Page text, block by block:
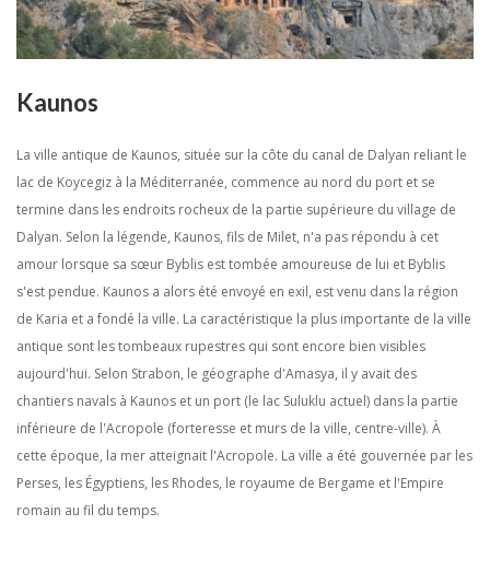
Kaunos
La ville antique de Kaunos, située sur la côte du canal de Dalyan reliant le
lac de Koycegiz à la Méditerranée, commence au nord du port et se
termine dans les endroits rocheux de la partie supérieure du village de
Dalyan. Selon la légende, Kaunos, fils de Milet, n'a pas répondu à cet
amour lorsque sa sœur Byblis est tombée amoureuse de lui et Byblis
s'est pendue. Kaunos a alors été envoyé en exil, est venu dans la région
de Karia et a fondé la ville. La caractéristique la plus importante de la ville
antique sont les tombeaux rupestres qui sont encore bien visibles
aujourd'hui. Selon Strabon, le géographe d'Amasya, il y avait des
chantiers navals à Kaunos et un port (le lac Suluklu actuel) dans la partie
inférieure de l'Acropole (forteresse et murs de la ville, centre-ville). À
cette époque, la mer atteignait l'Acropole. La ville a été gouvernée par les
Perses, les Égyptiens, les Rhodes, le royaume de Bergame et l'Empire
romain au fil du temps.